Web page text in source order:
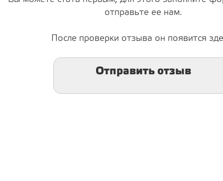
отправьте ее нам.
После проверки отзыва он появится
Отправить отзыв